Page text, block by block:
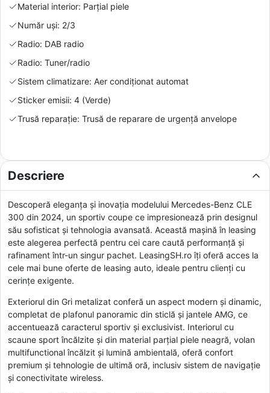
Material interior: Parțial piele
Număr uși: 2/3
Radio: DAB radio
Radio: Tuner/radio
Sistem climatizare: Aer condiționat automat
Sticker emisii: 4 (Verde)
Trusă reparație: Trusă de reparare de urgență anvelope
Descriere
Descoperă eleganța și inovația modelului Mercedes-Benz CLE
300 din 2024, un sportiv coupe ce impresionează prin designul
său sofisticat și tehnologia avansată. Această mașină în leasing
este alegerea perfectă pentru cei care caută performanță și
rafinament într-un singur pachet. LeasingSH.ro îți oferă acces la
cele mai bune oferte de leasing auto, ideale pentru clienți cu
cerințe exigente.
Exteriorul din Gri metalizat conferă un aspect modern și dinamic,
completat de plafonul panoramic din sticlă și jantele AMG, ce
accentuează caracterul sportiv și exclusivist. Interiorul cu
scaune sport încălzite și din material parțial piele neagră, volan
multifunctional încălzit și lumină ambientală, oferă confort
premium și tehnologie de ultimă oră, inclusiv sistem de navigație
și conectivitate wireless.